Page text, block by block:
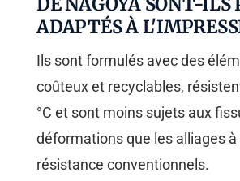
ADAPTÉS À
Ils sont formulés avec des
coûteux et recyclables,
°C et sont moins sujets aux
déformations que les alliages à
résistance conventionnels.